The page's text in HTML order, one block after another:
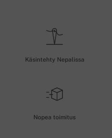
Käsintehty Nepalissa
Nopea toimitus